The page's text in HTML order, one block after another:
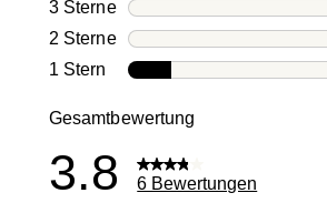
3 SterneSterne
2 SterneSterne
1 Stern Sterne
Gesamtbewertung
3.8 6 Bewertungen